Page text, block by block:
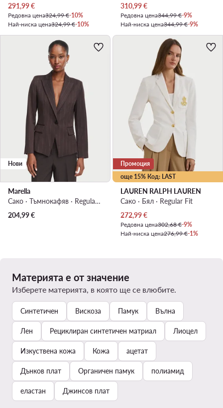
Актуална цена
291,99€
Редовна цена324,99 €-10%
Най-ниска цена324,99 €-10%
Актуална цена
310,99€
Редовна цена344,99 €-9%
Най-ниска цена344,99 €-9%
Нови
Marella
Сако · Тъмнокафяв · Regular Fit
204,99€
още 15% Код: LAST
Промоция
LAUREN RALPH LAUREN
Сако · Бял · Regular Fit
Актуална цена
272,99€
Редовна цена302,68 €-9%
Най-ниска цена276,99 €-1%
Материята е от значение
Изберете материята, в която ще се влюбите.
Синтетичен Вискоза Памук Вълна
Лен Рециклиран синтетичен матриал Лиоцел
Изкуствена кожа Кожа ацетат
Дънков плат Органичен памук полиамид
еластан Джинсов плат